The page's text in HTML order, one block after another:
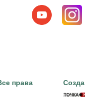
права